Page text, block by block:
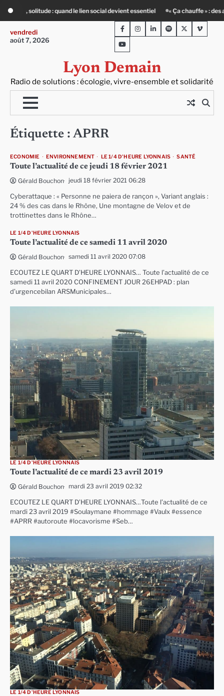
content
social devient essentiel « Ça chauffe » : des acteurs du batiment face
vendredi
août 7, 2026
Lyon Demain
Radio de solutions : écologie, vivre-ensemble et solidarité
FacebookInstagram
LinkedInSpotifyTwitterViméo
Youtube
Étiquette :APRR
ECONOMIE ENVIRONNEMENT LE 1/4 D'HEURE LYONNAIS SANTÉ
Toute l’actualité de ce jeudi 18 février 2021
Gérald Bouchon jeudi 18 février 2021 06:28
Cyberattaque : « Personne ne paiera de rançon », Variant anglais :
24 % des cas dans le Rhône, Une montagne de Velov et de
trottinettes dans le Rhône…
LE 1/4 D'HEURE LYONNAIS
Toute l’actualité de ce samedi 11 avril 2020
Gérald Bouchon samedi 11 avril 2020 07:08
ECOUTEZ LE QUART D’HEURE LYONNAIS… Toute l’actualité de ce
samedi 11 avril 2020 CONFINEMENT JOUR 26EHPAD : plan
d’urgencebilan ARSMunicipales…
LE 1/4 D'HEURE LYONNAIS
Toute l’actualité de ce mardi 23 avril 2019
Gérald Bouchon mardi 23 avril 2019 02:32
ECOUTEZ LE QUART D’HEURE LYONNAIS…Toute l’actualité de ce
mardi 23 avril 2019 #Soulaymane #hommage #Vaulx #essence
#APRR #autoroute #locavorisme #Seb…
LE 1/4 D'HEURE LYONNAIS